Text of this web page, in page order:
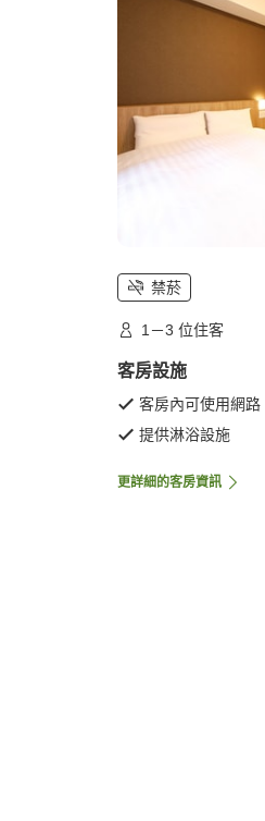
禁菸
1－3 位住客
客房設施
客房內可使用網路
提供淋浴設施
更詳細的客房資訊